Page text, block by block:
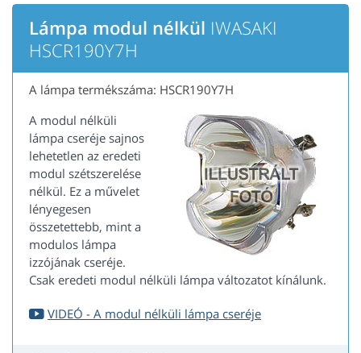
Lámpa modul nélkül IWASAKI
HSCR190Y7H
A lámpa termékszáma: HSCR190Y7H
A modul nélküli
lámpa cseréje sajnos
lehetetlen az eredeti
modul szétszerelése
nélkül. Ez a művelet
lényegesen
összetettebb, mint a
modulos lámpa
izzójának cseréje.
Csak eredeti modul nélküli lámpa változatot kínálunk.
VIDEÓ - A modul nélküli lámpa cseréje